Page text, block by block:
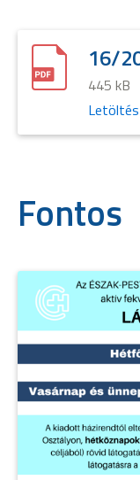
16/
445 kB
Letöltés
Fontos